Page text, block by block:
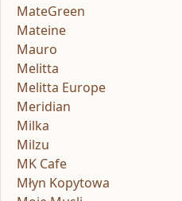
MateGreen
Mateine
Mauro
Melitta
Melitta Europe
Meridian
Milka
Milzu
MK Cafe
Młyn Kopytowa